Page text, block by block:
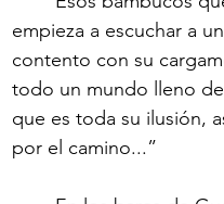
empieza a escuchar a
contento con su
todo un mundo lleno
que es toda su ilusión,
por el camino...”